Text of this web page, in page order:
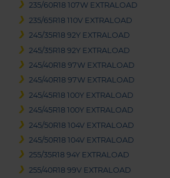
235/60R18 107W EXTRALOAD
235/65R18 110V EXTRALOAD
245/35R18 92Y EXTRALOAD
245/35R18 92Y EXTRALOAD
245/40R18 97W EXTRALOAD
245/40R18 97W EXTRALOAD
245/45R18 100Y EXTRALOAD
245/45R18 100Y EXTRALOAD
245/50R18 104V EXTRALOAD
245/50R18 104V EXTRALOAD
255/35R18 94Y EXTRALOAD
255/40R18 99V EXTRALOAD